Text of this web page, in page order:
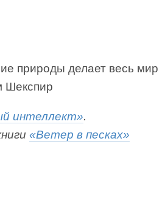
природы делает весь мир
Шекспир
интеллект».
«Ветер в песках»